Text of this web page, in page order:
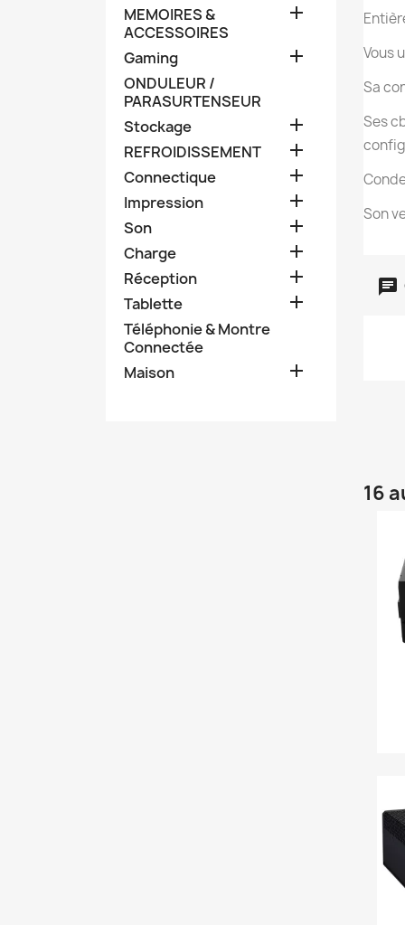
MEMOIRES &
ACCESSOIRES

Gaming 
ONDULEUR /
PARASURTENSEUR
Stockage

REFROIDISSEMENT 
Connectique 
Impression 
Son 
Charge 
Réception 
Tablette 
Téléphonie & Montre
Connectée
Maison

Vous
Sa
Ses
Son
16